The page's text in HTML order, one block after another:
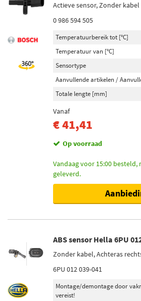
Actieve sensor, Zonder kabel
0 986 594 505
Temperatuurbereik tot [°C]
Temperatuur van [°C]
Sensortype
Aanvullende artikelen /
Totale lengte [mm]
Vanaf
€ 41,41
Op voorraad
Vandaag voor 15:00 besteld,
geleverd.
ABS sensor Hella 6PU
Zonder kabel, Achteras
6PU 012 039-041
Montage/demontage door
vereist!